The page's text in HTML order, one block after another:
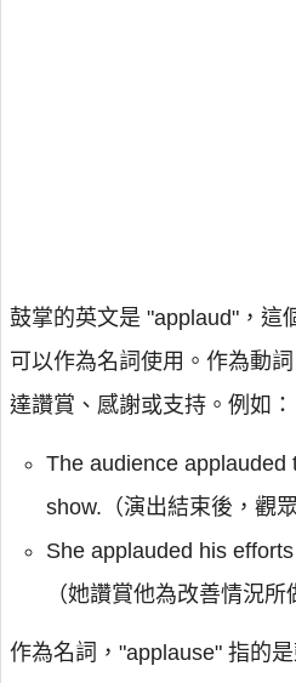
鼓掌的英文是 "applaud"，這
可以作為名詞使用。作為動
達讚賞、感謝或支持。例如：
The audience applauded
show.（演出結束後，觀
She applauded his
（她讚賞他為改善情況所
作為名詞，"applause" 指的